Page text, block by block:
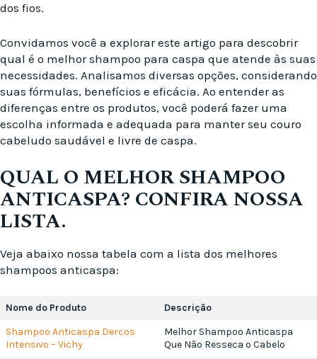
dos fios.
Convidamos você a explorar este artigo para descobrir
qual é o melhor shampoo para caspa que atende às suas
necessidades. Analisamos diversas opções, considerando
suas fórmulas, benefícios e eficácia. Ao entender as
diferenças entre os produtos, você poderá fazer uma
escolha informada e adequada para manter seu couro
cabeludo saudável e livre de caspa.
QUAL O MELHOR SHAMPOO
ANTICASPA? CONFIRA NOSSA
LISTA.
Veja abaixo nossa tabela com a lista dos melhores
shampoos anticaspa:
Nome do Produto
Descrição
Shampoo Anticaspa Dercos
Intensivo – Vichy
Melhor Shampoo Anticaspa
Que Não Resseca o Cabelo